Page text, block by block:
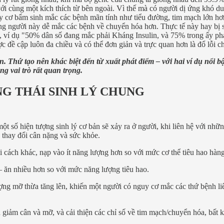
cùng một kích thích từ bên ngoài. Vì thế mà có người dị ứng khó
bẩm sinh mắc các bệnh mãn tính như tiểu đường, tim mạch lớn
người này dễ mắc các bệnh về chuyển hóa hơn. Thực tế này hay
dụ "50% dân số đang mắc phải Kháng Insulin, và 75% trong ấy
đề cập luôn đa chiều và có thể đơn giản và trực quan hơn là đổ lỗi
tạo nên khác biệt đến từ xuất phát điểm – với hai ví dụ nổi
vai trò rất quan trọng.
THÁI SINH LÝ CHUNG
số hiện tượng sinh lý cơ bản sẽ xảy ra ở người, khi liên hệ với
đổi cân nặng và sức khỏe.
khác, nạp vào ít năng lượng hơn so với mức cơ thể tiêu hao
nhiều hơn so với mức năng lượng tiêu hao.
mỡ thừa tăng lên, khiến một người có nguy cơ mắc các thứ bệnh
cân và mỡ, và cải thiện các chỉ số về tim mạch/chuyển hóa, bất